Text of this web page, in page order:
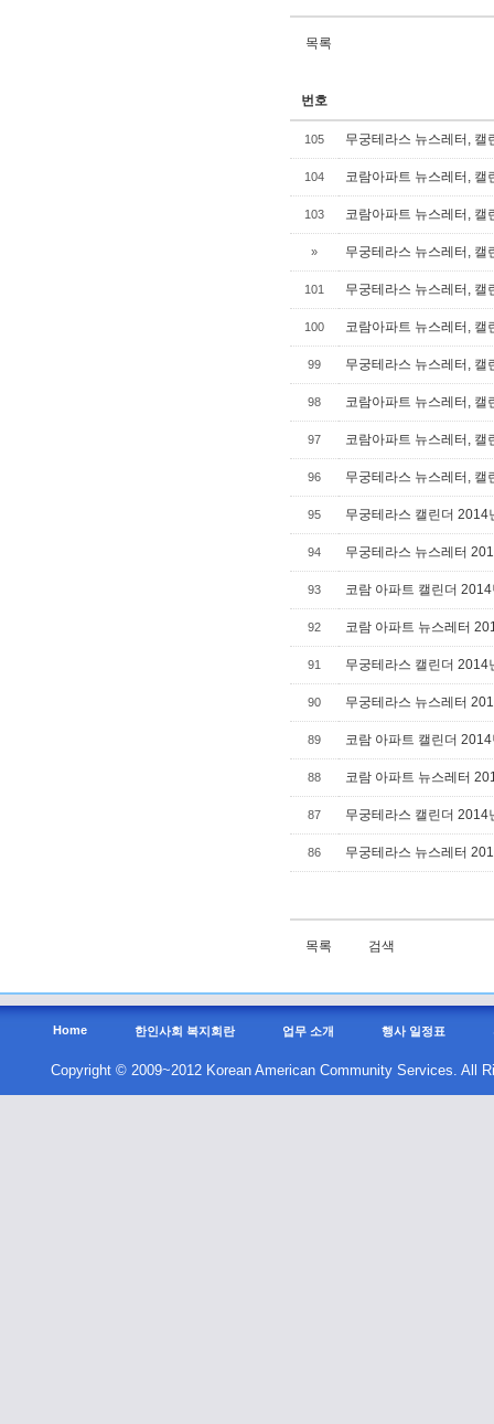
목록
번호
105 무궁테라스 뉴스레터, 캘
104 코람아파트 뉴스레터, 캘
103 코람아파트 뉴스레터, 캘
» 무궁테라스 뉴스레터, 캘
101 무궁테라스 뉴스레터, 캘
100 코람아파트 뉴스레터, 캘
99 무궁테라스 뉴스레터, 캘
98 코람아파트 뉴스레터, 캘
97 코람아파트 뉴스레터, 캘
96 무궁테라스 뉴스레터, 캘
95 무궁테라스 캘린더 2014
94 무궁테라스 뉴스레터
93 코람 아파트 캘린더
92 코람 아파트 뉴스레터
91 무궁테라스 캘린더 2014
90 무궁테라스 뉴스레터
89 코람 아파트 캘린더
88 코람 아파트 뉴스레터
87 무궁테라스 캘린더 2014
86 무궁테라스 뉴스레터
목록 검색
Home 한인사회 복지회란 업무 소개 행사 일정표
Copyright © 2009~2012 Korean American Community Services. All